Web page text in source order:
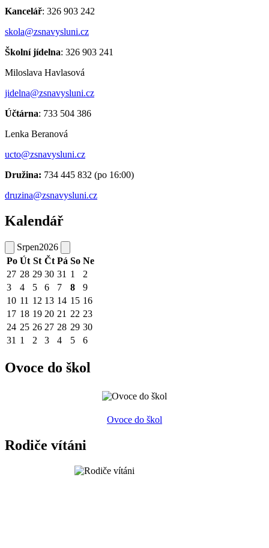
Kancelář: 326 903 242
skola@zsnavysluni.cz
Školní jídelna: 326 903 241
Miloslava Havlasová
jidelna@zsnavysluni.cz
Účtárna: 733 504 386
Lenka Beranová
ucto@zsnavysluni.cz
Družina: 734 445 832 (po 16:00)
druzina@zsnavysluni.cz
Kalendář
Srpen2026
Po Út St Čt Pá So Ne
27 28 29 30 31 1
2
3
4 5 6 7 8
9
10 11 12 13 14 15 16
17 18 19 20 21 22 23
24 25 26 27 28 29 30
31 1 2 3 4 5 6
Ovoce do škol
Ovoce do škol
Rodiče vítáni